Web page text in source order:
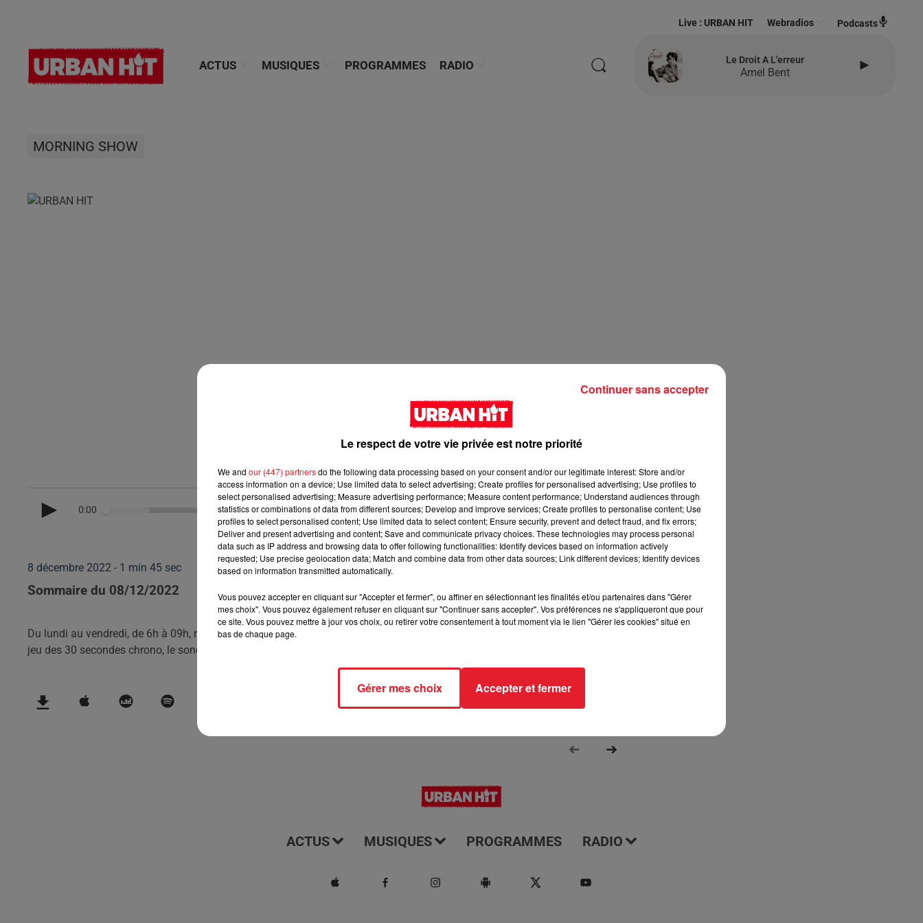
ACTUS MUSIQUES PROGRAMMES RADIO
Live : URBAN HIT Webradios Podcasts
Le Droit A L'erreur
Amel Bent
MORNING SHOW
0:00 1 min 45 sec
8 décembre 2022 - 1 min 45 sec
Sommaire du 08/12/2022
Du lundi au vendredi, de 6h à 09h, retrouvez Evan, Sandro, Aline et Laura pour vous réveiller sur Urban hit. Au programme : le
jeu des 30 secondes chrono, le sondage du jour, l'info moulaga, le saviez-vous...
ACTUS MUSIQUES PROGRAMMES RADIO
Le respect de votre vie privée est notre priorité
We and our (447) partnersdo the following data processing based on your consent and/or our legitimate interest: Store and/or
access information on a device; Use limited data to select advertising; Create profiles for personalised advertising; Use profiles to
select personalised advertising; Measure advertising performance; Measure content performance; Understand audiences through
statistics or combinations of data from different sources; Develop and improve services; Create profiles to personalise content; Use
profiles to select personalised content; Use limited data to select content; Ensure security, prevent and detect fraud, and fix errors;
Deliver and present advertising and content; Save and communicate privacy choices. These technologies may process personal
data such as IP address and browsing data to offer following functionalities: Identify devices based on information actively
requested; Use precise geolocation data; Match and combine data from other data sources; Link different devices; Identify devices
based on information transmitted automatically.
Vous pouvez accepter en cliquant sur "Accepter et fermer", ou affiner en sélectionnant les finalités et/ou partenaires dans "Gérer
mes choix". Vous pouvez également refuser en cliquant sur "Continuer sans accepter". Vos préférences ne s'appliqueront que pour
ce site. Vous pouvez mettre à jour vos choix, ou retirer votre consentement à tout moment via le lien "Gérer les cookies" situé en
bas de chaque page.
Gérer mes choix Accepter et fermer
Continuer sans accepter